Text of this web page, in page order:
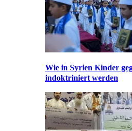
Wie in Syrien Kinder
indoktriniert werden